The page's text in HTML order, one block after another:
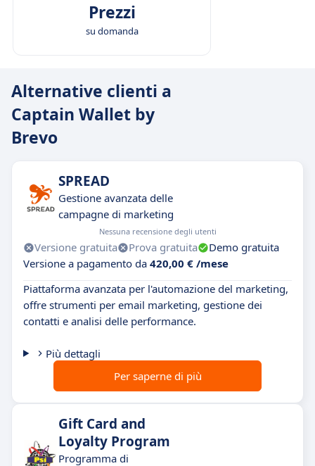
Prezzi
su domanda
Alternative clienti a
Captain Wallet by
Brevo
SPREAD
Gestione avanzata delle
campagne di marketing
Nessuna recensione degli utenti
Versione gratuita Prova gratuita
Demo gratuita
Versione a pagamento da 420,00 € /mese
Piattaforma avanzata per l'automazione del marketing,
offre strumenti per email marketing, gestione dei
contatti e analisi delle performance.
Più dettagli
Per saperne di più
Gift Card and
Loyalty Program
Programma di